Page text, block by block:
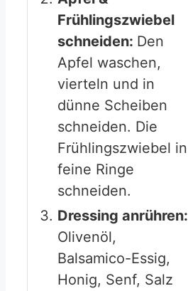
Frühlingszwiebel
schneiden: Den
Apfel waschen,
vierteln und in
dünne Scheiben
schneiden. Die
Frühlingszwiebel in
feine Ringe
schneiden.
Dressing anrühren:
Olivenöl,
Balsamico-Essig,
Honig, Senf, Salz